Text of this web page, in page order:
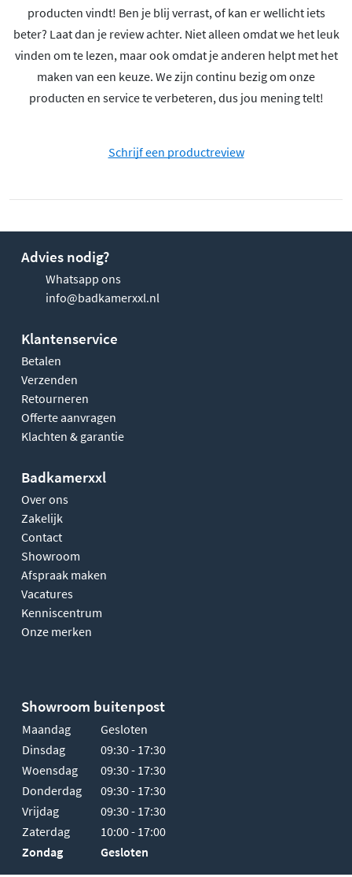
producten vindt! Ben je blij verrast, of kan er wellicht iets
beter? Laat dan je review achter. Niet alleen omdat we het leuk
vinden om te lezen, maar ook omdat je anderen helpt met het
maken van een keuze. We zijn continu bezig om onze
producten en service te verbeteren, dus jou mening telt!
Schrijf een productreview
Advies nodig?
Whatsapp ons
info@badkamerxxl.nl
Klantenservice
Betalen
Verzenden
Retourneren
Offerte aanvragen
Klachten & garantie
Badkamerxxl
Over ons
Zakelijk
Contact
Showroom
Afspraak maken
Vacatures
Kenniscentrum
Onze merken
Showroom buitenpost
Maandag
Gesloten
Dinsdag
09:30 - 17:30
Woensdag
09:30 - 17:30
Donderdag
09:30 - 17:30
Vrijdag
09:30 - 17:30
Zaterdag
10:00 - 17:00
Zondag
Gesloten